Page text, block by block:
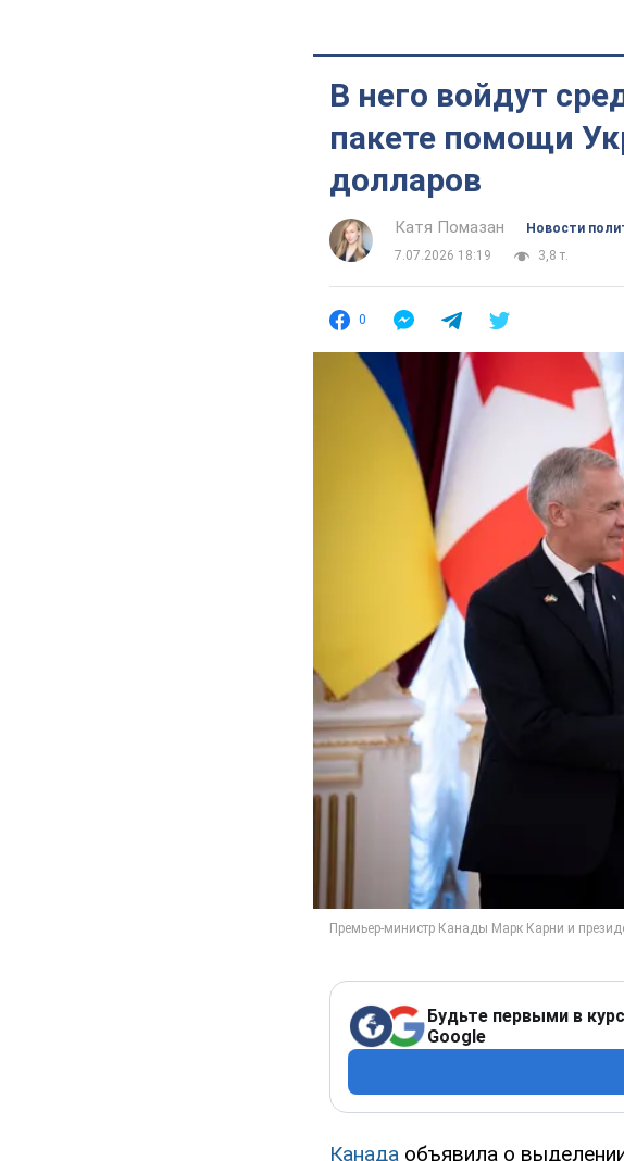
В него войдут
пакете помощи
долларов
Катя Помазан
Новости
7.07.2026 18:19
3,8 т.
0
Будьте первыми в
Google
Канада объявила о